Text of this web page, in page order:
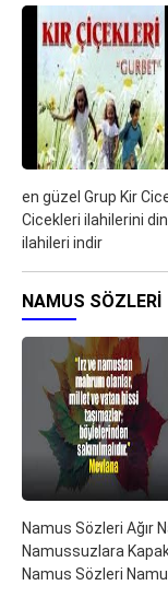
en güzel Grup Kir
Cicekleri ilahilerini
ilahileri indir
NAMUS SÖZLERI
Namus Sözleri Ağır
Namussuzlara
Namus Sözleri